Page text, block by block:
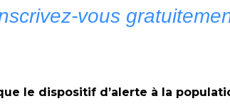
vous
le dispositif d’alerte à la